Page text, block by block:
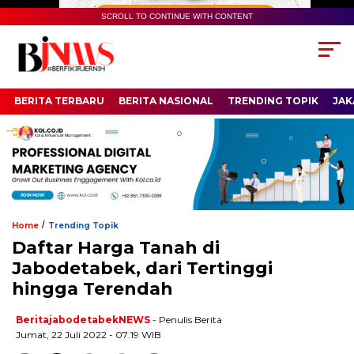
SCROLL TO CONTINUE WITH CONTENT
BERITA TERBARU BERITA NASIONAL TRENDING TOPIK
Home / Trending Topik
Daftar Harga Tanah di
Jabodetabek, dari Tertinggi
hingga Terendah
BeritajabodetabekNEWS - Penulis Berita
Jumat, 22 Juli 2022 - 07:19 WIB